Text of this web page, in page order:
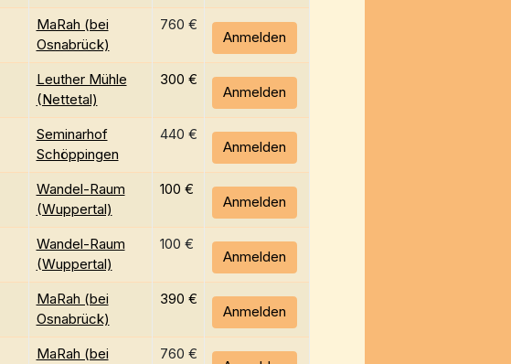
MaRah (bei
Osnabrück)
760 €
Anmelden
Leuther Mühle
(Nettetal)
300 €
Anmelden
Seminarhof
Schöppingen
440 €
Anmelden
Wandel-Raum
(Wuppertal)
100 €
Anmelden
Wandel-Raum
(Wuppertal)
100 €
Anmelden
MaRah (bei
Osnabrück)
390 €
Anmelden
MaRah (bei 760 €